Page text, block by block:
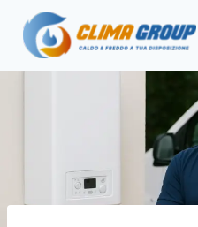
Salta
contenuto